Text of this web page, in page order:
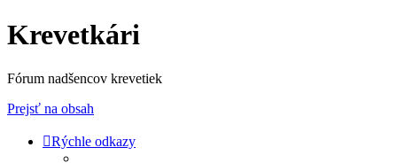
Krevetkári
Fórum nadšencov krevetiek
Prejsť na obsah
Rýchle odkazy